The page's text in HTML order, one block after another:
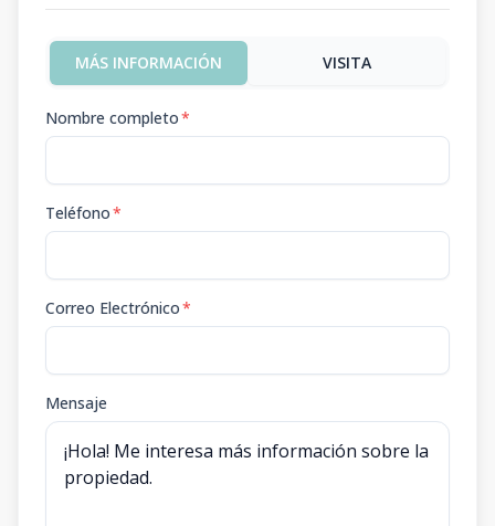
MÁS INFORMACIÓN VISITA
Nombre completo*
Teléfono*
Correo Electrónico*
Mensaje